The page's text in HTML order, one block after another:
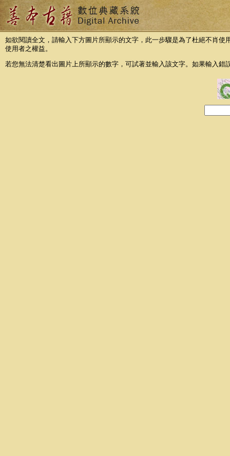
如欲閱讀全文，請輸入下方圖片所顯示的文字，此一步驟是為了杜絕不肖
使用者之權益。
若您無法清楚看出圖片上所顯示的數字，可試著並輸入該文字。如果輸入錯